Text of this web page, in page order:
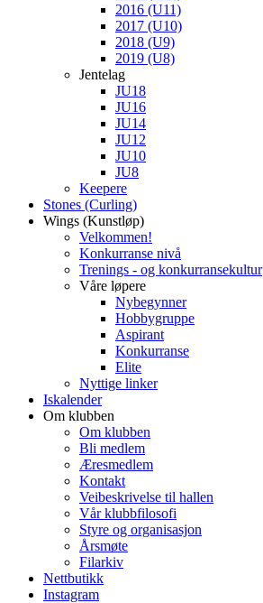
2016 (U11)
2017 (U10)
2018 (U9)
2019 (U8)
Jentelag
JU18
JU16
JU14
JU12
JU10
JU8
Keepere
Stones (Curling)
Wings (Kunstløp)
Velkommen!
Konkurranse nivå
Trenings - og konkurransekultur
Våre løpere
Nybegynner
Hobbygruppe
Aspirant
Konkurranse
Elite
Nyttige linker
Iskalender
Om klubben
Om klubben
Bli medlem
Æresmedlem
Kontakt
Veibeskrivelse til hallen
Vår klubbfilosofi
Styre og organisasjon
Årsmøte
Filarkiv
Nettbutikk
Instagram